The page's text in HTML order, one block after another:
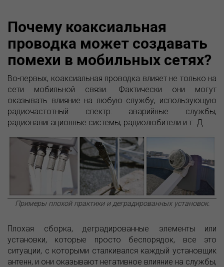
Почему коаксиальная
проводка может создавать
помехи в мобильных сетях?
Во-первых, коаксиальная проводка влияет не только на
сети мобильной связи. Фактически они могут
оказывать влияние на любую службу, использующую
радиочастотный спектр: аварийные службы,
радионавигационные системы, радиолюбители и т. Д.
Примеры плохой практики и деградированных установок.
Плохая сборка, деградированные элементы или
установки, которые просто беспорядок, все это
ситуации, с которыми сталкивался каждый установщик
антенн, и они оказывают негативное влияние на службы,